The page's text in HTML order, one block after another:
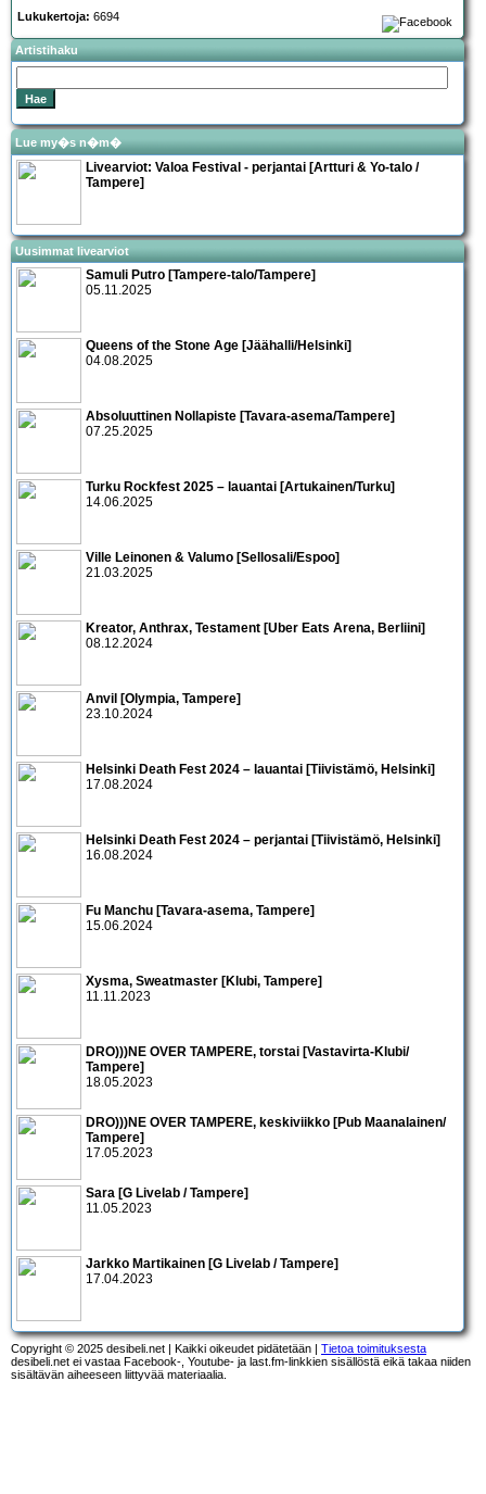
Lukukertoja: 6694
Artistihaku
Lue my�s n�m�
Livearviot: Valoa Festival - perjantai [Artturi & Yo-talo /
Tampere]
Uusimmat livearviot
Samuli Putro [Tampere-talo/Tampere]
05.11.2025
Queens of the Stone Age [Jäähalli/Helsinki]
04.08.2025
Absoluuttinen Nollapiste [Tavara-asema/Tampere]
07.25.2025
Turku Rockfest 2025 – lauantai [Artukainen/Turku]
14.06.2025
Ville Leinonen & Valumo [Sellosali/Espoo]
21.03.2025
Kreator, Anthrax, Testament [Uber Eats Arena, Berliini]
08.12.2024
Anvil [Olympia, Tampere]
23.10.2024
Helsinki Death Fest 2024 – lauantai [Tiivistämö, Helsinki]
17.08.2024
Helsinki Death Fest 2024 – perjantai [Tiivistämö, Helsinki]
16.08.2024
Fu Manchu [Tavara-asema, Tampere]
15.06.2024
Xysma, Sweatmaster [Klubi, Tampere]
11.11.2023
DRO)))NE OVER TAMPERE, torstai [Vastavirta-Klubi/
Tampere]
18.05.2023
DRO)))NE OVER TAMPERE, keskiviikko [Pub Maanalainen/
Tampere]
17.05.2023
Sara [G Livelab / Tampere]
11.05.2023
Jarkko Martikainen [G Livelab / Tampere]
17.04.2023
Copyright © 2025 desibeli.net | Kaikki oikeudet pidätetään | Tietoa toimituksesta
desibeli.net ei vastaa Facebook-, Youtube- ja last.fm-linkkien sisällöstä eikä takaa niiden
sisältävän aiheeseen liittyvää materiaalia.